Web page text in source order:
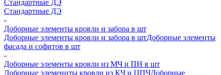
Стандартные ДЭ
Стандартные ДЭ
-
Доборные элементы кровли и забора в шт
Доборные элементы кровли и забора в штДоборные элементы
фасада и софитов в шт
-
Доборные элементы кровли из МЧ и ПН в шт
Доборные элеменнты кровли из КЧ и ЦПЧДоборные